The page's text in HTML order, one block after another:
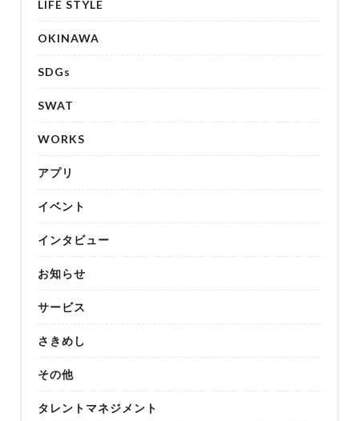
LIFE STYLE
OKINAWA
SDGs
SWAT
WORKS
アプリ
イベント
インタビュー
お知らせ
サービス
さきめし
その他
タレントマネジメント